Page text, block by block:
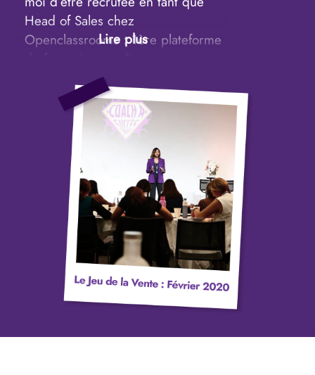
Head of Sales chez
Openclassrooms : 1ère plateforme
diplomantes sur les métiers du
numérique, je la saisie ! Au
départ j’intègre la boîte en tant
que Freelance et 4 mois plus tard
on me propose de passer en CDI.
Bien que je génère plusieurs
millions d’euros de chiffre
d’affaires, je ressens que le
salariat ce n’est vraiment pas fait
pour moi, je manque de liberté et
je veux passer plus de temps avec
ma fille sans me justifier ni devoir